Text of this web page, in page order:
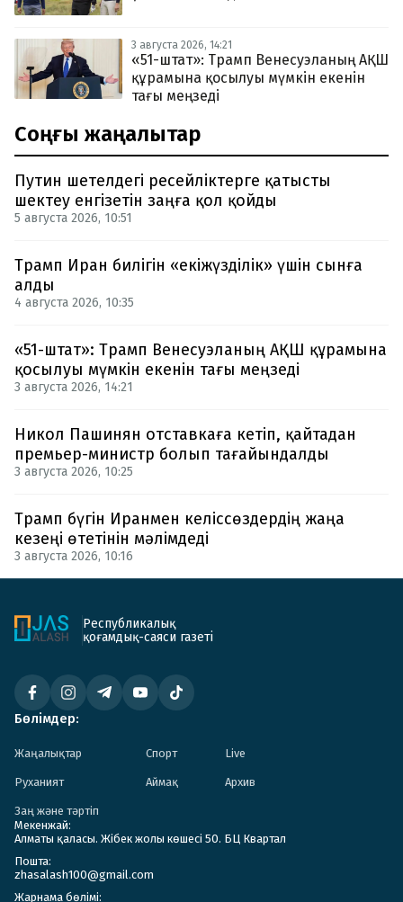
3 августа 2026, 14:21
«51-штат»: Трамп Венесуэланың АҚШ
құрамына қосылуы мүмкін екенін
тағы меңзеді
Соңғы жаңалықтар
Путин шетелдегі ресейліктерге қатысты
шектеу енгізетін заңға қол қойды
5 августа 2026, 10:51
Трамп Иран билігін «екіжүзділік» үшін сынға
алды
4 августа 2026, 10:35
«51-штат»: Трамп Венесуэланың АҚШ құрамына
қосылуы мүмкін екенін тағы меңзеді
3 августа 2026, 14:21
Никол Пашинян отставкаға кетіп, қайтадан
премьер-министр болып тағайындалды
3 августа 2026, 10:25
Трамп бүгін Иранмен келіссөздердің жаңа
кезеңі өтетінін мәлімдеді
3 августа 2026, 10:16
Республикалық
қоғамдық-саяси газеті
Бөлімдер:
Жаңалықтар Спорт Live
Руханият Аймақ Архив
Заң және тәртіп
Мекенжай:
Алматы қаласы. Жібек жолы көшесі 50. БЦ Квартал
Пошта:
zhasalash100@gmail.com
Жарнама бөлімі: